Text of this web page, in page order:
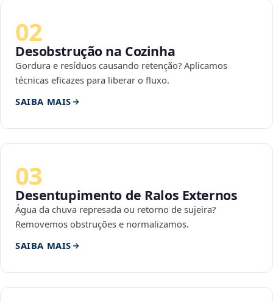
02
Desobstrução na Cozinha
Gordura e resíduos causando retenção? Aplicamos
técnicas eficazes para liberar o fluxo.
SAIBA MAIS
03
Desentupimento de Ralos Externos
Água da chuva represada ou retorno de sujeira?
Removemos obstruções e normalizamos.
SAIBA MAIS